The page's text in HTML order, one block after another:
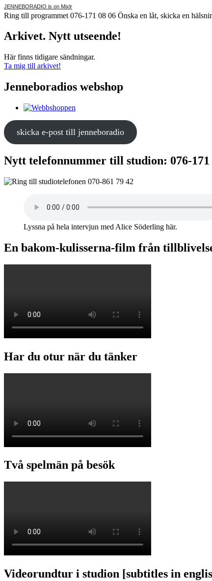
JENNEBORADIO is on Mixlr
Ring till programmet 076-171 08 06 Önska en låt, skicka en
Arkivet. Nytt utseende!
Här finns tidigare sändningar.
Ta mig till arkivet!
Jenneboradios webshop
skicka e-post till jenneboradio
Nytt telefonnummer till studion: 076-
Lyssna på hela intervjun med Alice Söderling här.
En bakom-kulisserna-film från
Har du otur när du tänker
Två spelmän på besök
Videorundtur i studion [subtitles in